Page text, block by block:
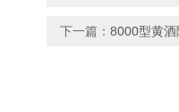
下一篇： 8000型黄